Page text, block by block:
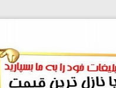
آزاد نوجوانان جهان؛ رقبای نمایندگان
مشخص شدند